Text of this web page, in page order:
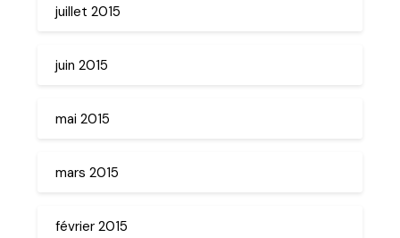
juillet 2015
juin 2015
mai 2015
mars 2015
février 2015